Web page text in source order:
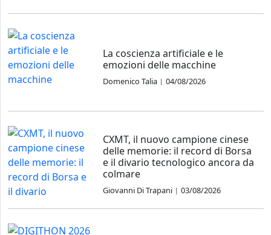
La coscienza artificiale e le
emozioni delle macchine
Domenico Talia | 04/08/2026
CXMT, il nuovo campione cinese
delle memorie: il record di Borsa
e il divario tecnologico ancora da
colmare
Giovanni Di Trapani | 03/08/2026